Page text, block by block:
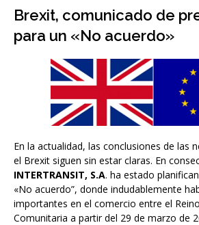
Brexit, comunicado de
para un «No acuerdo»
En la actualidad, las conclusiones de las
el Brexit siguen sin estar claras. En
INTERTRANSIT, S.A. ha estado
«No acuerdo”, donde indudablemente
importantes en el comercio entre el
Comunitaria a partir del 29 de marzo de